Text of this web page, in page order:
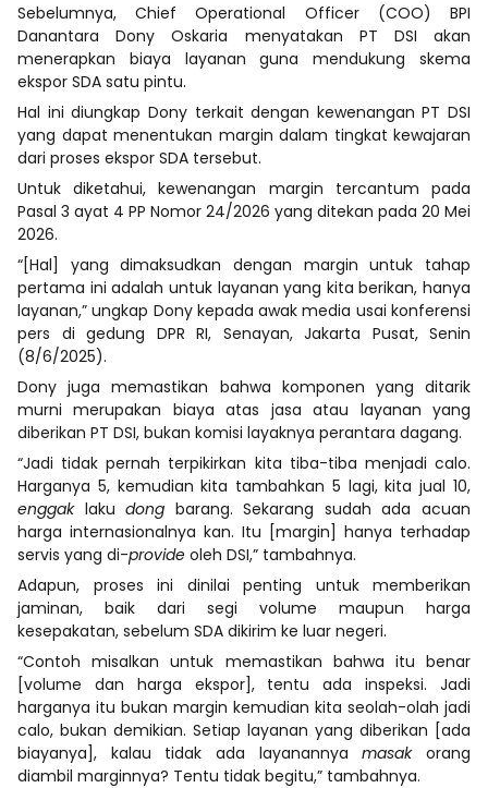
Sebelumnya, Chief Operational Officer (COO) BPI
Danantara Dony Oskaria menyatakan PT DSI akan
menerapkan biaya layanan guna mendukung skema
ekspor SDA satu pintu.
Hal ini diungkap Dony terkait dengan kewenangan PT DSI
yang dapat menentukan margin dalam tingkat kewajaran
dari proses ekspor SDA tersebut.
Untuk diketahui, kewenangan margin tercantum pada
Pasal 3 ayat 4 PP Nomor 24/2026 yang ditekan pada 20 Mei
2026.
“[Hal] yang dimaksudkan dengan margin untuk tahap
pertama ini adalah untuk layanan yang kita berikan, hanya
layanan,” ungkap Dony kepada awak media usai konferensi
pers di gedung DPR RI, Senayan, Jakarta Pusat, Senin
(8/6/2025).
Dony juga memastikan bahwa komponen yang ditarik
murni merupakan biaya atas jasa atau layanan yang
diberikan PT DSI, bukan komisi layaknya perantara dagang.
“Jadi tidak pernah terpikirkan kita tiba-tiba menjadi calo.
Harganya 5, kemudian kita tambahkan 5 lagi, kita jual 10,
enggak laku dong barang. Sekarang sudah ada acuan
harga internasionalnya kan. Itu [margin] hanya terhadap
servis yang di-provide oleh DSI,” tambahnya.
Adapun, proses ini dinilai penting untuk memberikan
jaminan, baik dari segi volume maupun harga
kesepakatan, sebelum SDA dikirim ke luar negeri.
“Contoh misalkan untuk memastikan bahwa itu benar
[volume dan harga ekspor], tentu ada inspeksi. Jadi
harganya itu bukan margin kemudian kita seolah-olah jadi
calo, bukan demikian. Setiap layanan yang diberikan [ada
biayanya], kalau tidak ada layanannya masakorang
diambil marginnya? Tentu tidak begitu,” tambahnya.